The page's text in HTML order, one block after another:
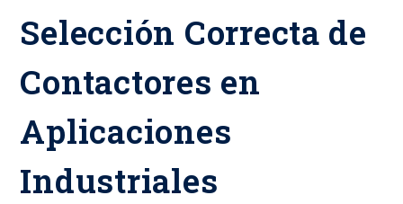
Selección Correcta de
Contactores en
Aplicaciones
Industriales